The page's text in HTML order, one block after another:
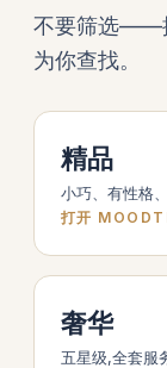
不要筛选——
为你查找。
精品
小巧、有性格
打开
奢华
五星级,全套服